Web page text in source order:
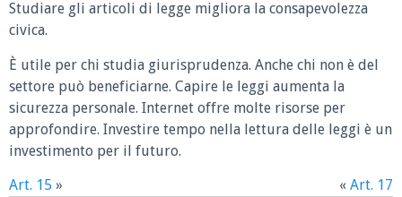
Studiare gli articoli di legge migliora la consapevolezza
civica.
È utile per chi studia giurisprudenza. Anche chi non è del
settore può beneficiarne. Capire le leggi aumenta la
sicurezza personale. Internet offre molte risorse per
approfondire. Investire tempo nella lettura delle leggi è un
investimento per il futuro.
Art. 15 » « Art. 17